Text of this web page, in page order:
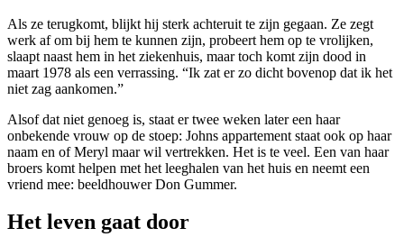
Als ze terugkomt, blijkt hij sterk achteruit te zijn gegaan. Ze zegt
werk af om bij hem te kunnen zijn, probeert hem op te vrolijken,
slaapt naast hem in het ziekenhuis, maar toch komt zijn dood in
maart 1978 als een verrassing. “Ik zat er zo dicht bovenop dat ik het
niet zag aankomen.”
Alsof dat niet genoeg is, staat er twee weken later een haar
onbekende vrouw op de stoep: Johns appartement staat ook op haar
naam en of Meryl maar wil vertrekken. Het is te veel. Een van haar
broers komt helpen met het leeghalen van het huis en neemt een
vriend mee: beeldhouwer Don Gummer.
Het leven gaat door